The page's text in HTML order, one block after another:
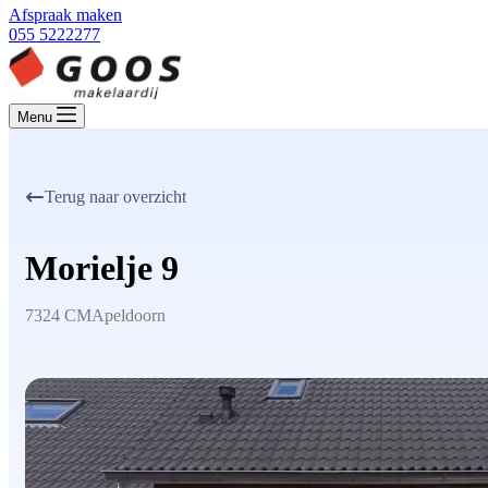
Afspraak maken
055 5222277
Menu
Terug naar overzicht
Morielje 9
7324 CMApeldoorn